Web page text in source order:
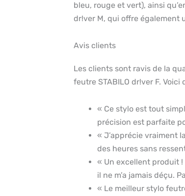
bleu, rouge et vert), ainsi
dr!ver M, qui offre également
Avis clients
Les clients sont ravis de la
feutre STABILO dr!ver F.
« Ce stylo est tout
précision est parfaite
« J’apprécie vraiment
des heures sans
« Un excellent produit !
il ne m’a jamais déçu.
« Le meilleur stylo